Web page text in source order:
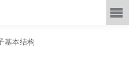
基本结构